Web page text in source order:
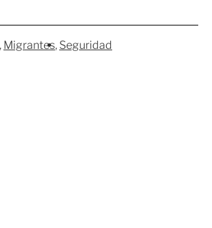
Migrantes Seguridad